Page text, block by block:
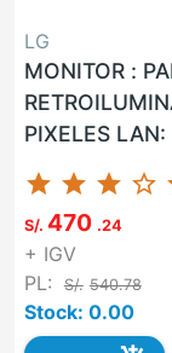
LG
MONITOR :
PIXELES
HDMI: SI G.
24...
star star star star_border
S/. 470 .24
+ IGV
PL:
S/. 540.78
Stock: 0.00